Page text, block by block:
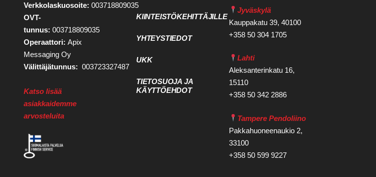
Verkkolaskuosoite: 003718809035
OVT-
tunnus: 003718809035
Operaattori: Apix
Messaging Oy
Välittäjätunnus: 003723327487
Katso lisää
asiakkaidemme
arvosteluita
KIINTEISTÖKEHITTÄJILLE
YHTEYSTIEDOT
UKK
TIETOSUOJA JA
KÄYTTÖEHDOT
Jyväskylä
Kauppakatu 39, 40100
+358 50 304 1705
Lahti
Aleksanterinkatu 16,
15110
+358 50 342 2886
Tampere Pendoliino
Pakkahuoneenaukio 2,
33100
+358 50 599 9227